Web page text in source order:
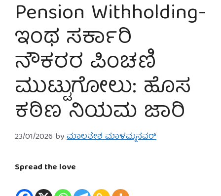
Pension Withholding-
ಇಂಥ ಸರ್ಕಾರಿ
ನೌಕರರ ಪಿಂಚಣಿ
ಮುಟ್ಟುಗೋಲು: ಹೊಸ
ಕಠಿಣ ನಿಯಮ ಜಾರಿ
23/01/2026 byಮಾಲತೇಶ ಮಾಳಮ್ಮನವರ್
Spread the love